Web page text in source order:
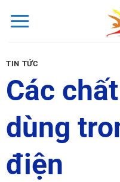
qua
nội
dung
TIN TỨC
Các
dùng
điện